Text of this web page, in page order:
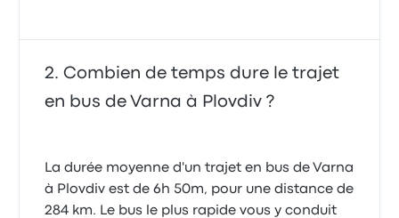
Combien de temps dure le trajet
en bus de Varna à Plovdiv ?
La durée moyenne d'un trajet en bus de Varna
à Plovdiv est de 6h 50m, pour une distance de
284 km. Le bus le plus rapide vous y conduit